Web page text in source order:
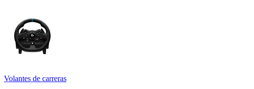
Volantes de carreras